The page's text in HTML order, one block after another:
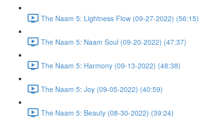
The Naam 5: Lightness Flow (09-27-2022) (56:15)
The Naam 5: Naam Soul (09-20-2022) (47:37)
The Naam 5: Harmony (09-13-2022) (48:38)
The Naam 5: Joy (09-05-2022) (40:59)
The Naam 5: Beauty (08-30-2022) (39:24)